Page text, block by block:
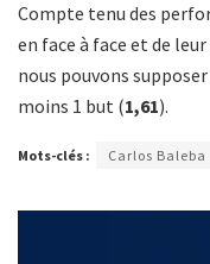
Compte tenu des
en face à face et de
nous pouvons
moins 1 but (1,61).
Mots-clés : Carlos Baleba